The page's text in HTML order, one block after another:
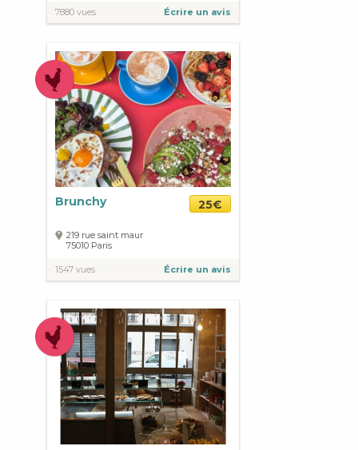
7880 vues Écrire un avis
Brunchy 25€
219 rue saint maur
75010 Paris
1547 vues Écrire un avis